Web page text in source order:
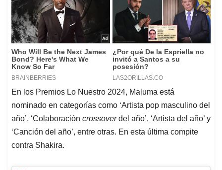
En los Premios Lo Nuestro 2024, Maluma está
nominado en categorías como ‘Artista pop masculino del
año’, ‘Colaboración crossoverdel año’, ‘Artista del año’ y
‘Canción del año’, entre otras. En esta última compite
contra Shakira.